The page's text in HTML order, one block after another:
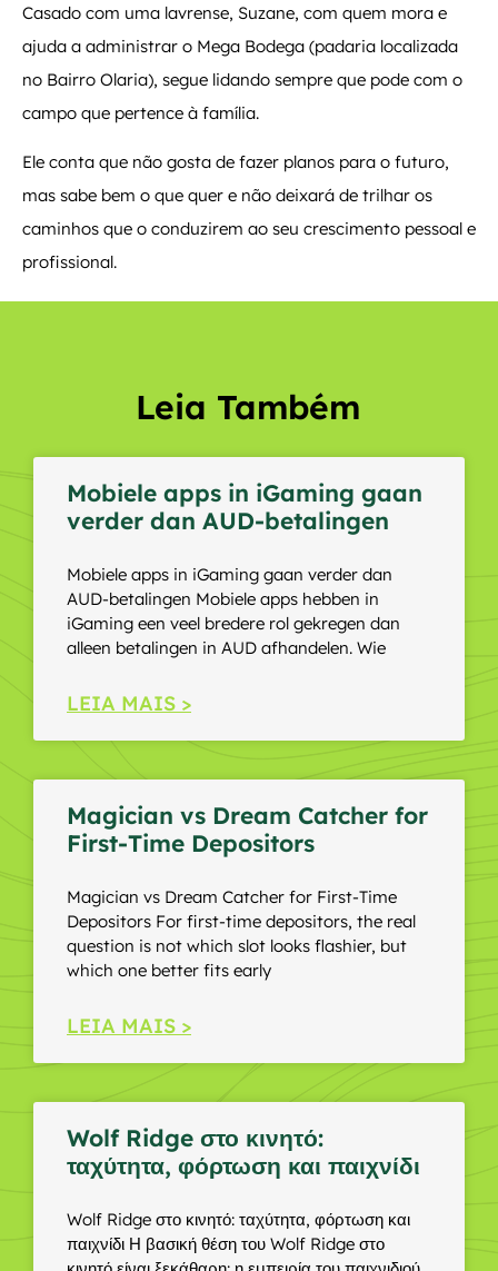
Casado com uma lavrense, Suzane, com quem mora e
ajuda a administrar o Mega Bodega (padaria localizada
no Bairro Olaria), segue lidando sempre que pode com o
campo que pertence à família.
Ele conta que não gosta de fazer planos para o futuro,
mas sabe bem o que quer e não deixará de trilhar os
caminhos que o conduzirem ao seu crescimento pessoal e
profissional.
Leia Também
Mobiele apps in iGaming gaan
verder dan AUD-betalingen
Mobiele apps in iGaming gaan verder dan
AUD-betalingen Mobiele apps hebben in
iGaming een veel bredere rol gekregen dan
alleen betalingen in AUD afhandelen. Wie
LEIA MAIS >
Magician vs Dream Catcher for
First-Time Depositors
Magician vs Dream Catcher for First-Time
Depositors For first-time depositors, the real
question is not which slot looks flashier, but
which one better fits early
LEIA MAIS >
Wolf Ridge στο κινητό:
ταχύτητα, φόρτωση και παιχνίδι
Wolf Ridge στο κινητό: ταχύτητα, φόρτωση και
παιχνίδι Η βασική θέση του Wolf Ridge στο